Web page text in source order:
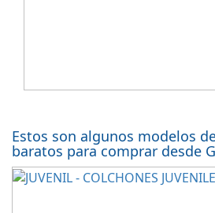
Estos son algunos modelos
baratos para comprar desde